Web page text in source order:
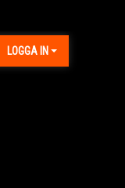
LOGGA IN